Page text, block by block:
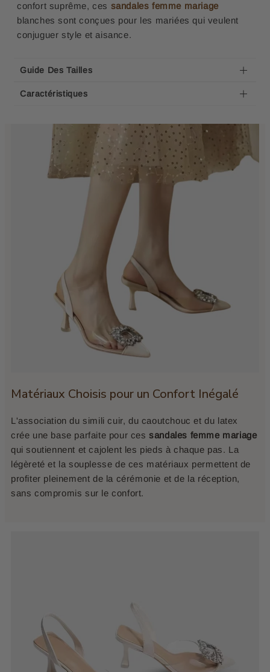
confort suprême, ces sandales femme mariage
blanches sont conçues pour les mariées qui veulent
conjuguer style et aisance.
Guide Des Tailles
Caractéristiques
Matériaux Choisis pour un Confort Inégalé
L'association du simili cuir, du caoutchouc et du latex
crée une base parfaite pour cessandales femme mariage
qui soutiennent et cajolent les pieds à chaque pas. La
légèreté et la souplesse de ces matériaux permettent de
profiter pleinement de la cérémonie et de la réception,
sans compromis sur le confort.